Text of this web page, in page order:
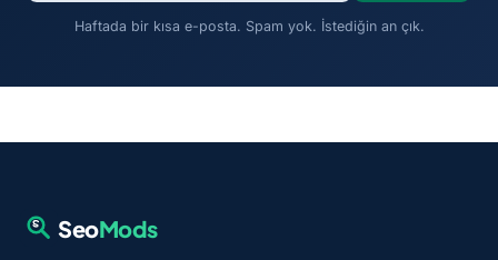
Haftada bir kısa e-posta. Spam yok. İstediğin an çık.
SeoMods